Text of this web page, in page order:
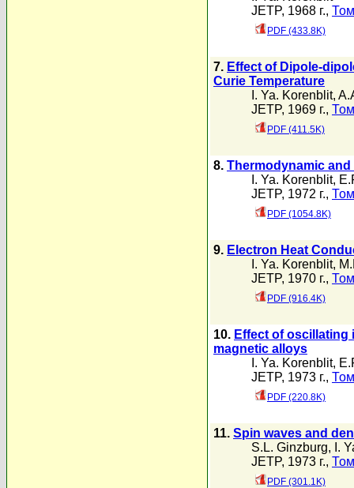
JETP, 1968 г.,
PDF (433.8K)
7. Effect of Dipole-
Curie Temperature
I. Ya. Korenblit,
JETP, 1969 г.,
PDF (411.5K)
8. Thermodynamic
I. Ya. Korenblit,
JETP, 1972 г.,
PDF (1054.8K)
9. Electron Heat
I. Ya. Korenblit,
JETP, 1970 г.,
PDF (916.4K)
10. Effect of oscillating
magnetic alloys
I. Ya. Korenblit,
JETP, 1973 г.,
PDF (220.8K)
11. Spin waves and
S.L. Ginzburg, I.
JETP, 1973 г.,
PDF (301.1K)